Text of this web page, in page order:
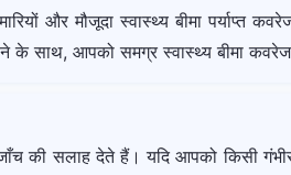
और मौजूदा स्वास्थ्य बीमा पर्याप्त
आपको समग्र स्वास्थ्य बीमा कवरेज
की सलाह देते हैं। यदि आपको किसी